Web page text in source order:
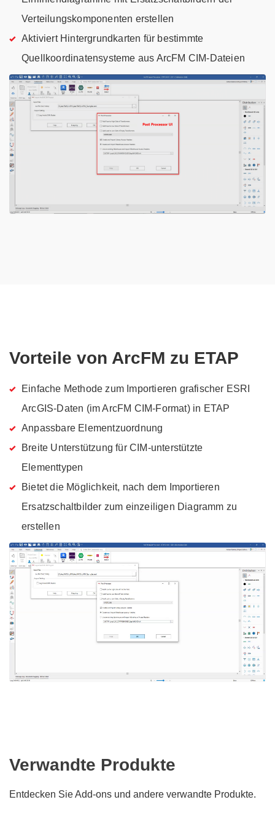
Verteilungskomponenten erstellen
Aktiviert Hintergrundkarten für bestimmte
Quellkoordinatensysteme aus ArcFM CIM-Dateien
Vorteile von ArcFM zu ETAP
Einfache Methode zum Importieren grafischer ESRI
ArcGIS-Daten (im ArcFM CIM-Format) in ETAP
Anpassbare Elementzuordnung
Breite Unterstützung für CIM-unterstützte
Elementtypen
Bietet die Möglichkeit, nach dem Importieren
Ersatzschaltbilder zum einzeiligen Diagramm zu
erstellen
Verwandte Produkte
Entdecken Sie Add-ons und andere verwandte Produkte.